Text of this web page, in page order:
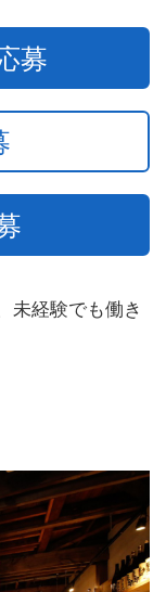
募
未経験でも働き